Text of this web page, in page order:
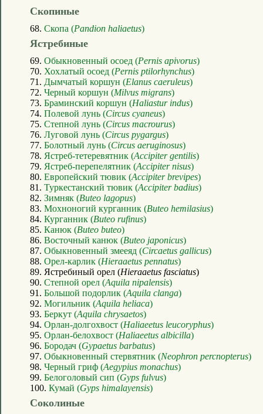
Скопиные
68. Скопа (Pandion haliaetus)
Ястребиные
69. Обыкновенный осоед (Pernis apivorus)
70. Хохлатый осоед (Pernis ptilorhynchus)
71. Дымчатый коршун (Elanus caeruleus)
72. Черный коршун (Milvus migrans)
73. Браминский коршун (Haliastur indus)
74. Полевой лунь (Circus cyaneus)
75. Степной лунь (Circus macrourus)
76. Луговой лунь (Circus pygargus)
77. Болотный лунь (Circus aeruginosus)
78. Ястреб-тетеревятник (Accipiter gentilis)
79. Ястреб-перепелятник (Accipiter nisus)
80. Европейский тювик (Accipiter brevipes)
81. Туркестанский тювик (Accipiter badius)
82. Зимняк (Buteo lagopus)
83. Мохноногий курганник (Buteo hemilasius)
84. Курганник (Buteo rufinus)
85. Канюк (Buteo buteo)
86. Восточный канюк (Buteo japonicus)
87. Обыкновенный змееяд (Circaetus gallicus)
88. Орел-карлик (Hieraaetus pennatus)
89. Ястребиный орел (Hieraaetus fasciatus)
90. Степной орел (Aquila nipalensis)
91. Большой подорлик (Aquila clanga)
92. Могильник (Aquila heliaca)
93. Беркут (Aquila chrysaetos)
94. Орлан-долгохвост (Haliaeetus leucoryphus)
95. Орлан-белохвост (Haliaeetus albicilla)
96. Бородач (Gypaetus barbatus)
97. Обыкновенный стервятник (Neophron percnopterus)
98. Черный гриф (Aegypius monachus)
99. Белоголовый сип (Gyps fulvus)
100. Кумай (Gyps himalayensis)
Соколиные